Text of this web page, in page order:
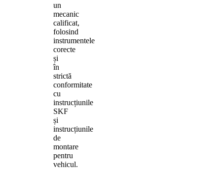
un
mecanic
calificat,
folosind
instrumentele
corecte
și
în
strictă
conformitate
cu
instrucțiunile
SKF
și
instrucțiunile
de
montare
pentru
vehicul.